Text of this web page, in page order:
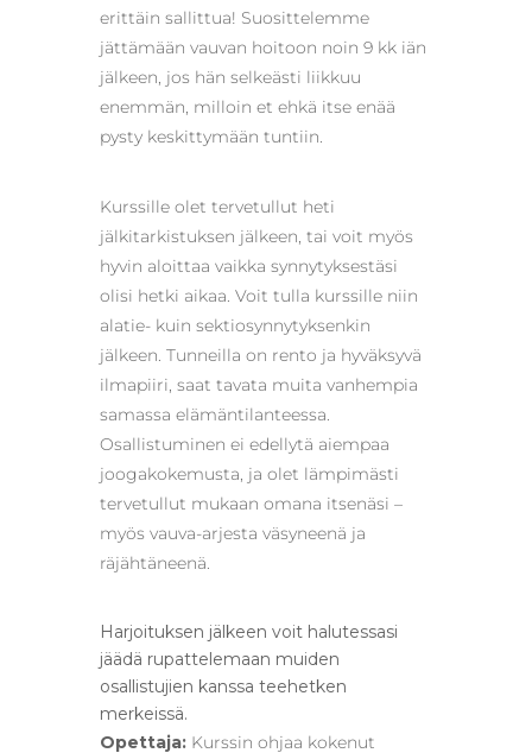
erittäin sallittua! Suosittelemme
jättämään vauvan hoitoon noin 9 kk iän
jälkeen, jos hän selkeästi liikkuu
enemmän, milloin et ehkä itse enää
pysty keskittymään tuntiin.
Kurssille olet tervetullut heti
jälkitarkistuksen jälkeen, tai voit myös
hyvin aloittaa vaikka synnytyksestäsi
olisi hetki aikaa. Voit tulla kurssille niin
alatie- kuin sektiosynnytyksenkin
jälkeen. Tunneilla on rento ja hyväksyvä
ilmapiiri, saat tavata muita vanhempia
samassa elämäntilanteessa.
Osallistuminen ei edellytä aiempaa
joogakokemusta, ja olet lämpimästi
tervetullut mukaan omana itsenäsi –
myös vauva-arjesta väsyneenä ja
räjähtäneenä.
Harjoituksen jälkeen voit halutessasi
jäädä rupattelemaan muiden
osallistujien kanssa teehetken
merkeissä.
Opettaja: Kurssin ohjaa kokenut